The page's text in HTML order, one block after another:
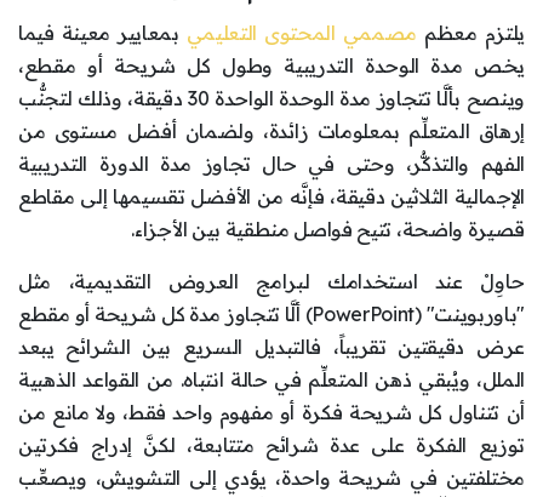
يلتزم معظم مصممي المحتوى التعليمي بمعايير معينة فيما
يخص مدة الوحدة التدريبية وطول كل شريحة أو مقطع،
وينصح بألَّا تتجاوز مدة الوحدة الواحدة 30 دقيقة، وذلك لتجنُّب
إرهاق المتعلِّم بمعلومات زائدة، ولضمان أفضل مستوى من
الفهم والتذكُّر، وحتى في حال تجاوز مدة الدورة التدريبية
الإجمالية الثلاثين دقيقة، فإنَّه من الأفضل تقسيمها إلى مقاطع
قصيرة واضحة، تتيح فواصل منطقية بين الأجزاء.
حاوِلْ عند استخدامك لبرامج العروض التقديمية، مثل
"باوربوينت" (PowerPoint) ألَّا تتجاوز مدة كل شريحة أو مقطع
عرض دقيقتين تقريباً، فالتبديل السريع بين الشرائح يبعد
الملل، ويُبقي ذهن المتعلِّم في حالة انتباه. من القواعد الذهبية
أن تتناول كل شريحة فكرة أو مفهوم واحد فقط، ولا مانع من
توزيع الفكرة على عدة شرائح متتابعة، لكنَّ إدراج فكرتين
مختلفتين في شريحة واحدة، يؤدي إلى التشويش، ويصعِّب